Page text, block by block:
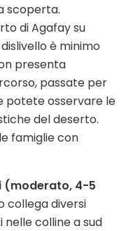
scoperta.
di Agafay su
è minimo
presenta
passate per
potete osservare le
del deserto.
famiglie con
(moderato, 4-5
collega diversi
colline a sud